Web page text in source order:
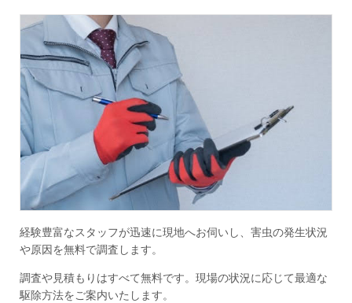
経験豊富なスタッフが迅速に現地へお伺いし、害虫の発生状況
や原因を無料で調査します。
調査や見積もりはすべて無料です。現場の状況に応じて最適な
駆除方法をご案内いたします。